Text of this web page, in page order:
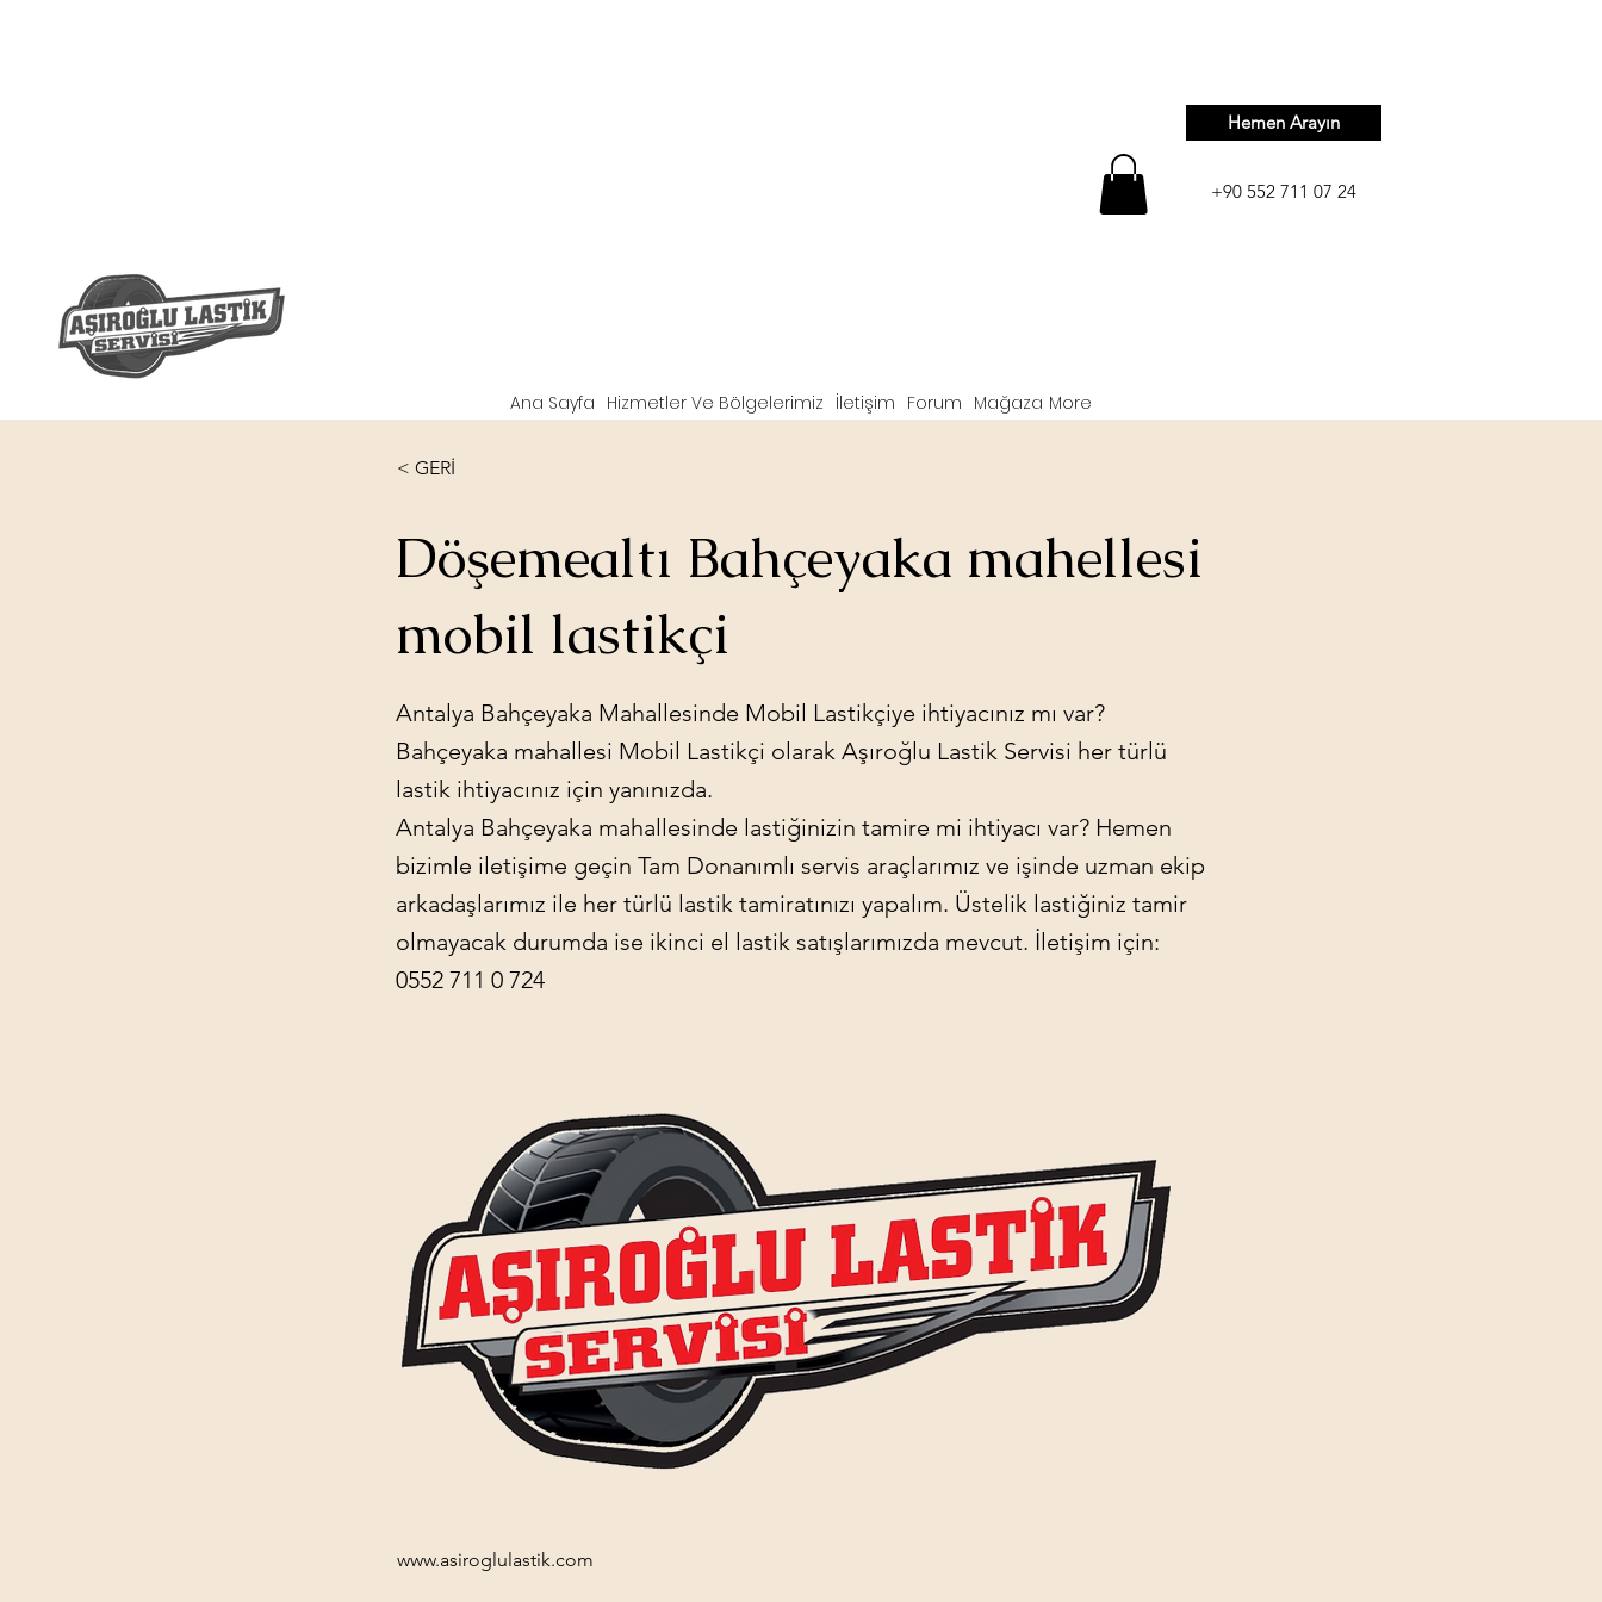
Ana Sayfa Hizmetler Ve Bölgelerimiz İletişim Forum Mağaza More
Hemen Arayın
+90 552 711 07 24
< GERİ
Döşemealtı Bahçeyaka mahellesi
mobil lastikçi
Antalya Bahçeyaka Mahallesinde Mobil Lastikçiye ihtiyacınız mı var?
Bahçeyaka mahallesi Mobil Lastikçi olarak Aşıroğlu Lastik Servisi her türlü
lastik ihtiyacınız için yanınızda.
Antalya Bahçeyaka mahallesinde lastiğinizin tamire mi ihtiyacı var? Hemen
bizimle iletişime geçin Tam Donanımlı servis araçlarımız ve işinde uzman ekip
arkadaşlarımız ile her türlü lastik tamiratınızı yapalım. Üstelik lastiğiniz tamir
olmayacak durumda ise ikinci el lastik satışlarımızda mevcut. İletişim için:
0552 711 0 724
www.asiroglulastik.com